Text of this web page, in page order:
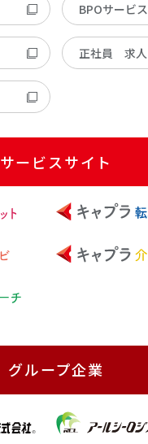
BPOサービス
正社員 求人
サービスサイト
グループ企業